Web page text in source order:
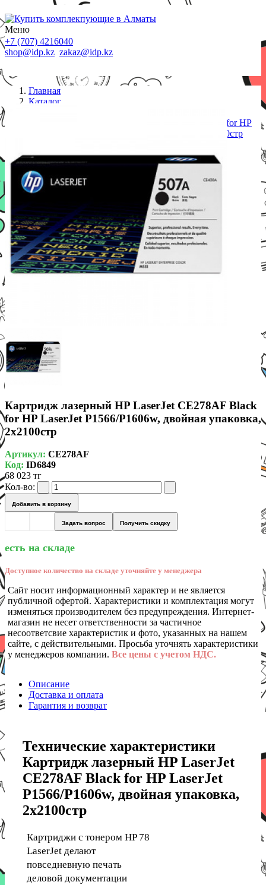
Меню
+7 (707) 4216040
shop@idp.kz zakaz@idp.kz
Главная
Каталог
Картридж лазерный HP LaserJet CE278AF Black for HP
LaserJet P1566/P1606w, двойная упаковка, 2x2100стр
Картридж лазерный HP LaserJet CE278AF Black
for HP LaserJet P1566/P1606w, двойная упаковка,
2x2100стр
Артикул: CE278AF
Код: ID6849
68 023 тг
Кол-во:
Добавить в корзину
Задать вопрос Получить скидку
есть на складе
Доступное количество на складе уточняйте у менеджера
Сайт носит информационный характер и не является
публичной офертой. Характеристики и комплектация могут
изменяться производителем без предупреждения. Интернет-
магазин не несет ответственности за частичное
несоответсвие характеристик и фото, указанных на нашем
сайте, с действительными. Просьба уточнять характеристики
у менеджеров компании. Все цены с учетом НДС.
Описание
Доставка и оплата
Гарантия и возврат
Технические характеристики
Картридж лазерный HP LaserJet
CE278AF Black for HP LaserJet
P1566/P1606w, двойная упаковка,
2x2100стр
Картриджи с тонером HP 78
LaserJet делают
повседневную печать
деловой документации